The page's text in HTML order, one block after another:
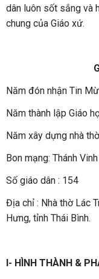
dân luôn sốt sắng và
chung của Giáo xứ.
Năm đón nhận Tin
Năm thành lập Giáo
Năm xây dựng nhà
Bon mạng: Thánh
Số giáo dân : 154
Địa chỉ : Nhà thờ Lác
Hưng, tỉnh Thái Bình.
I- HÌNH THÀNH &